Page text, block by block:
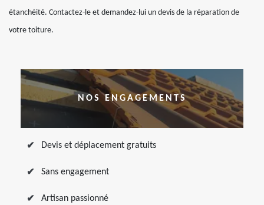
étanchéité. Contactez-le et demandez-lui un devis de la réparation de
votre toiture.
NOS ENGAGEMENTS
Devis et déplacement gratuits
Sans engagement
Artisan passionné